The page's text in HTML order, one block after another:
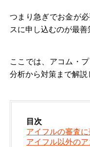
つまり急ぎでお金が
スに申し込むのが最善
ここでは、アコム・
分析から対策まで解説
目次
アイフルの審査
アイフル以外の